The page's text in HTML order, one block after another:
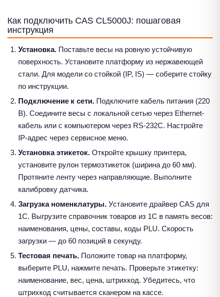
Как подключить CAS CL5000J: пошаговая
инструкция
Установка. Поставьте весы на ровную устойчивую
поверхность. Установите платформу из нержавеющей
стали. Для модели со стойкой (IP, IS) — соберите стойку
по инструкции.
Подключение к сети. Подключите кабель питания (220
В). Соедините весы с локальной сетью через Ethernet-
кабель или с компьютером через RS-232C. Настройте
IP-адрес через сервисное меню.
Установка этикеток. Откройте крышку принтера,
установите рулон термоэтикеток (ширина до 60 мм).
Протяните ленту через направляющие. Выполните
калибровку датчика.
Загрузка номенклатуры. Установите драйвер CAS для
1С. Выгрузите справочник товаров из 1С в память весов:
наименования, цены, составы, коды PLU. Скорость
загрузки — до 60 позиций в секунду.
Тестовая печать. Положите товар на платформу,
выберите PLU, нажмите печать. Проверьте этикетку:
наименование, вес, цена, штрихкод. Убедитесь, что
штрихкод считывается сканером на кассе.